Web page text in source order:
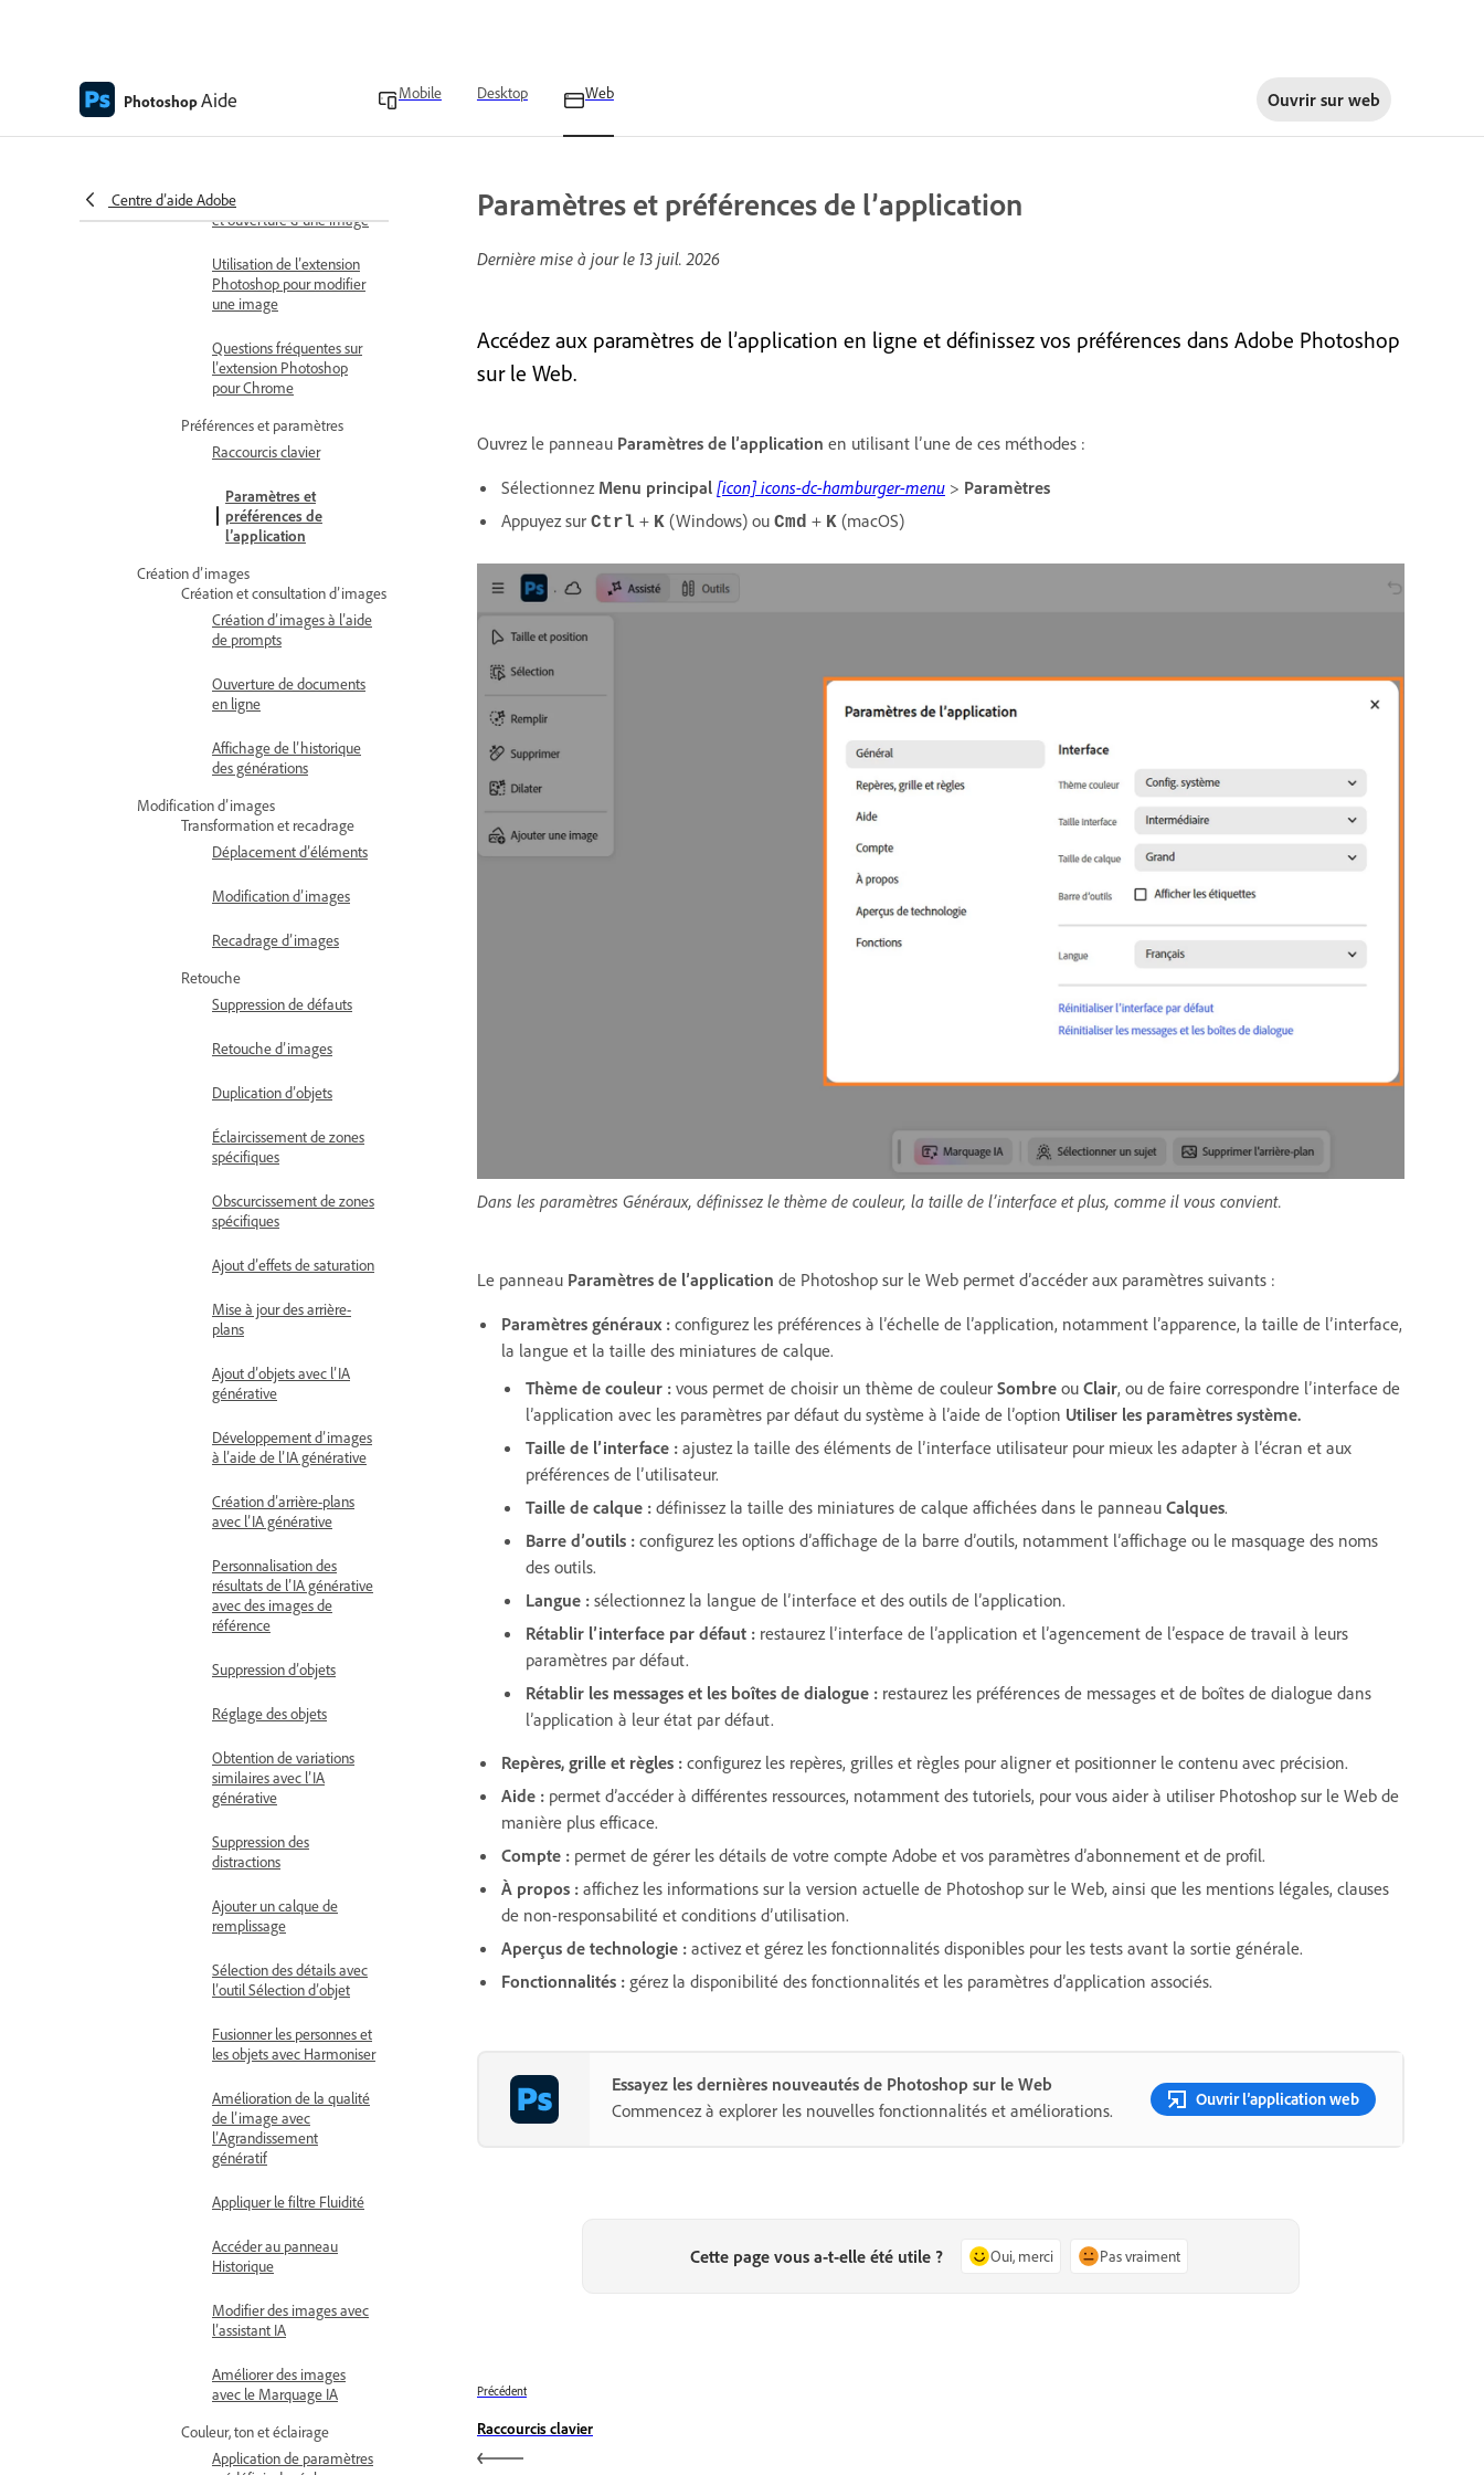
PhotoshopAide Mobile Desktop Web Ouvrir sur web
Centre d’aide Adobe
versions du document
Photoshop dans Chrome
et ouverture d’une image
Utilisation de l’extension
Photoshop pour modifier
une image
Questions fréquentes sur
l’extension Photoshop
pour Chrome
Préférences et paramètres
Raccourcis clavier
Paramètres et
préférences de
l’application
Création d’images
Création et consultation d’images
Création d’images à l’aide
de prompts
Ouverture de documents
en ligne
Affichage de l’historique
des générations
Modification d’images
Transformation et recadrage
Déplacement d’éléments
Modification d’images
Recadrage d’images
Retouche
Suppression de défauts
Retouche d’images
Duplication d’objets
Éclaircissement de zones
spécifiques
Obscurcissement de zones
spécifiques
Ajout d’effets de saturation
Mise à jour des arrière-
plans
Ajout d’objets avec l’IA
générative
Développement d’images
à l’aide de l’IA générative
Création d’arrière-plans
avec l’IA générative
Personnalisation des
résultats de l’IA générative
avec des images de
référence
Suppression d’objets
Réglage des objets
Obtention de variations
similaires avec l’IA
générative
Suppression des
distractions
Ajouter un calque de
remplissage
Sélection des détails avec
l’outil Sélection d’objet
Fusionner les personnes et
les objets avec Harmoniser
Amélioration de la qualité
de l’image avec
l’Agrandissement
génératif
Appliquer le filtre Fluidité
Accéder au panneau
Historique
Modifier des images avec
l’assistant IA
Améliorer des images
avec le Marquage IA
Couleur, ton et éclairage
Application de paramètres
Paramètres et préférences de l’application
Dernière mise à jour le 13 juil. 2026
Accédez aux paramètres de l’application en ligne et définissez vos préférences dans Adobe Photoshop
sur le Web.
Ouvrez le panneau Paramètres de l’application en utilisant l’une de ces méthodes :
Sélectionnez Menu principal [icon] icons-dc-hamburger-menu > Paramètres
Appuyez sur Ctrl + K (Windows) ou Cmd + K (macOS)
Dans les paramètres Généraux, définissez le thème de couleur, la taille de l’interface et plus, comme il vous convient.
Le panneau Paramètres de l’application de Photoshop sur le Web permet d’accéder aux paramètres suivants :
Paramètres généraux : configurez les préférences à l’échelle de l’application, notamment l’apparence, la taille de l’interface,
la langue et la taille des miniatures de calque.
Thème de couleur : vous permet de choisir un thème de couleur Sombre ou Clair, ou de faire correspondre l’interface de
l’application avec les paramètres par défaut du système à l’aide de l’option Utiliser les paramètres système.
Taille de l’interface : ajustez la taille des éléments de l’interface utilisateur pour mieux les adapter à l’écran et aux
préférences de l’utilisateur.
Taille de calque : définissez la taille des miniatures de calque affichées dans le panneau Calques.
Barre d’outils : configurez les options d’affichage de la barre d’outils, notamment l’affichage ou le masquage des noms
des outils.
Langue : sélectionnez la langue de l’interface et des outils de l’application.
Rétablir l’interface par défaut : restaurez l’interface de l’application et l’agencement de l’espace de travail à leurs
paramètres par défaut.
Rétablir les messages et les boîtes de dialogue : restaurez les préférences de messages et de boîtes de dialogue dans
l’application à leur état par défaut.
Repères, grille et règles : configurez les repères, grilles et règles pour aligner et positionner le contenu avec précision.
Aide : permet d’accéder à différentes ressources, notamment des tutoriels, pour vous aider à utiliser Photoshop sur le Web de
manière plus efficace.
Compte : permet de gérer les détails de votre compte Adobe et vos paramètres d’abonnement et de profil.
À propos : affichez les informations sur la version actuelle de Photoshop sur le Web, ainsi que les mentions légales, clauses
de non-responsabilité et conditions d’utilisation.
Aperçus de technologie : activez et gérez les fonctionnalités disponibles pour les tests avant la sortie générale.
Fonctionnalités : gérez la disponibilité des fonctionnalités et les paramètres d’application associés.
Essayez les dernières nouveautés de Photoshop sur le Web
Commencez à explorer les nouvelles fonctionnalités et améliorations.
Ouvrir l’application web
Cette page vous a-t-elle été utile ? Oui, merci Pas vraiment
Précédent
Raccourcis clavier